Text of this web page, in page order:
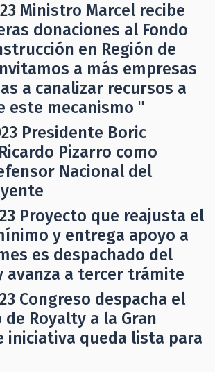
Ministro Marcel recibe
donaciones al Fondo
en Región de
a más empresas
a canalizar recursos a
este mecanismo "
Presidente Boric
Pizarro como
Nacional del
Proyecto que reajusta el
y entrega apoyo a
es despachado del
avanza a tercer trámite
Congreso despacha el
Royalty a la Gran
iniciativa queda lista para